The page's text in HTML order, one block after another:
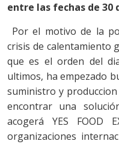
entre las fechas de 30
Por el motivo de la
crisis de calentamiento
que es el orden del
ultimos, ha empezado
suministro y
encontrar una
acogerá YES FOOD
organizaciones